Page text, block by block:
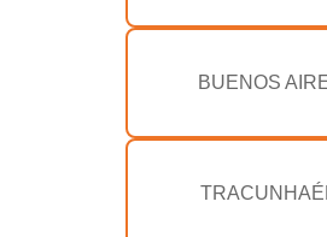
BUENOS